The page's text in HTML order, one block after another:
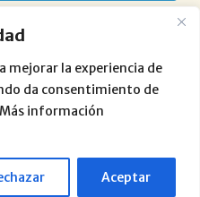
mejorar la experiencia de
da consentimiento de
información
Aceptar